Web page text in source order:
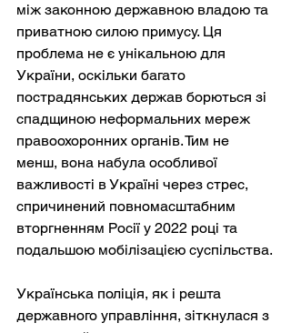
між законною державною владою та
приватною силою примусу. Ця
проблема не є унікальною для
України, оскільки багато
пострадянських держав борються зі
спадщиною неформальних мереж
правоохоронних органів. Тим не
менш, вона набула особливої
важливості в Україні через стрес,
спричинений повномасштабним
вторгненням Росії у 2022 році та
подальшою мобілізацією суспільства.
Українська поліція, як і решта
державного управління, зіткнулася з